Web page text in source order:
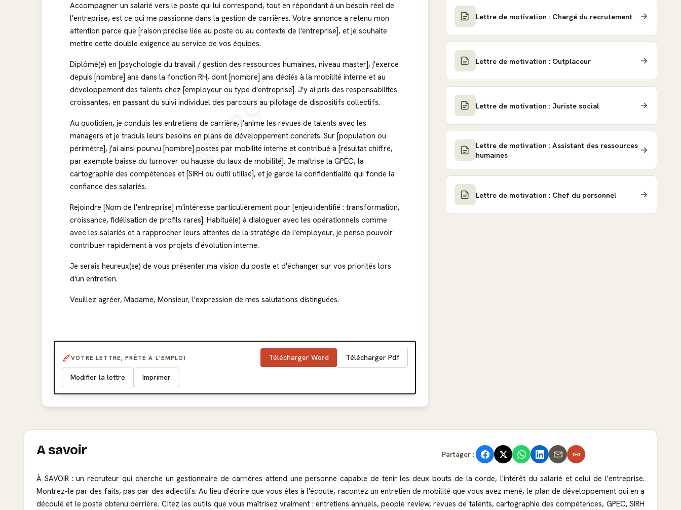
APERÇU
Accompagner un salarié vers le poste qui lui correspond, tout en répondant à un besoin réel de
l'entreprise, est ce qui me passionne dans la gestion de carrières. Votre annonce a retenu mon
attention parce que [raison précise liée au poste ou au contexte de l'entreprise], et je souhaite
mettre cette double exigence au service de vos équipes.
Diplômé(e) en [psychologie du travail / gestion des ressources humaines, niveau master], j'exerce
depuis [nombre] ans dans la fonction RH, dont [nombre] ans dédiés à la mobilité interne et au
développement des talents chez [employeur ou type d'entreprise]. J'y ai pris des responsabilités
croissantes, en passant du suivi individuel des parcours au pilotage de dispositifs collectifs.
Au quotidien, je conduis les entretiens de carrière, j'anime les revues de talents avec les
managers et je traduis leurs besoins en plans de développement concrets. Sur [population ou
périmètre], j'ai ainsi pourvu [nombre] postes par mobilité interne et contribué à [résultat chiffré,
par exemple baisse du turnover ou hausse du taux de mobilité]. Je maîtrise la GPEC, la
cartographie des compétences et [SIRH ou outil utilisé], et je garde la confidentialité qui fonde la
confiance des salariés.
Rejoindre [Nom de l'entreprise] m'intéresse particulièrement pour [enjeu identifié : transformation,
croissance, fidélisation de profils rares]. Habitué(e) à dialoguer avec les opérationnels comme
avec les salariés et à rapprocher leurs attentes de la stratégie de l'employeur, je pense pouvoir
contribuer rapidement à vos projets d'évolution interne.
Je serais heureux(se) de vous présenter ma vision du poste et d'échanger sur vos priorités lors
d'un entretien.
Veuillez agréer, Madame, Monsieur, l'expression de mes salutations distinguées.
VOTRE LETTRE, PRÊTE À L'EMPLOI Télécharger Word Télécharger Pdf
Modifier la lettre Imprimer
Lettre de motivation : Chargé du recrutement
Lettre de motivation : Outplaceur
Lettre de motivation : Juriste social
Lettre de motivation : Assistant des ressources
humaines
Lettre de motivation : Chef du personnel
A savoir Partager :
À SAVOIR : un recruteur qui cherche un gestionnaire de carrières attend une personne capable de tenir les deux bouts de la corde, l'intérêt du salarié et celui de l'entreprise.
Montrez-le par des faits, pas par des adjectifs. Au lieu d'écrire que vous êtes à l'écoute, racontez un entretien de mobilité que vous avez mené, le plan de développement qui en a
découlé et le poste obtenu derrière. Citez les outils que vous maîtrisez vraiment : entretiens annuels, people review, revues de talents, cartographie des compétences, GPEC, SIRH